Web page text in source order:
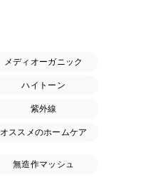
メディオーガニック
ハイトーン
紫外線
オススメのホームケア
無造作マッシュ